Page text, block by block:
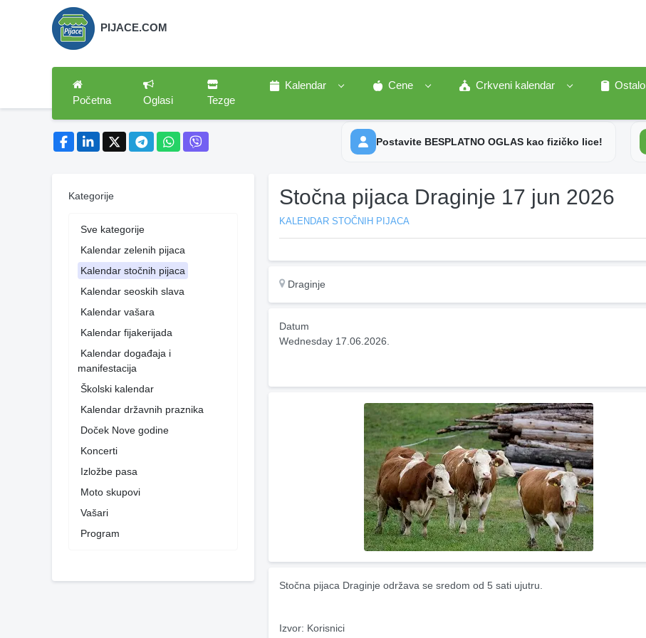
PIJACE.COM
Početna Oglasi Tezge
Kalendar Cene Crkveni kalendar
Ostalo
Postavite BESPLATNO OGLAS kao fizičko lice!
Kategorije
Sve kategorije
Kalendar zelenih pijaca
Kalendar stočnih pijaca
Kalendar seoskih slava
Kalendar vašara
Kalendar fijakerijada
Kalendar događaja i
manifestacija
Školski kalendar
Kalendar državnih praznika
Doček Nove godine
Koncerti
Izložbe pasa
Moto skupovi
Vašari
Program
Stočna pijaca Draginje 17 jun 2026
KALENDAR STOČNIH PIJACA
Draginje
Datum
Wednesday 17.06.2026.
Stočna pijaca Draginje održava se sredom od 5 sati ujutru.
Izvor: Korisnici